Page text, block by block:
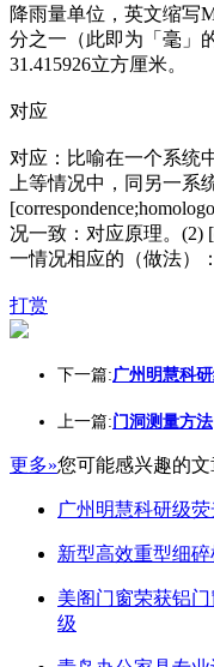
降雨量单位，英文缩写
分之一（此即为「毫」
31.415926立方厘米。
对应
对应：比喻在一个系统
上等情况中，同另一系
况一致：对应原理。(2)
一情况相应的（做法）
打赏
下一篇:广州明慧科
上一篇:门洞测量方法
更多»您可能感兴趣的文
广州明慧科研级
新型高效重型细
美阁门窗荣获铝
级